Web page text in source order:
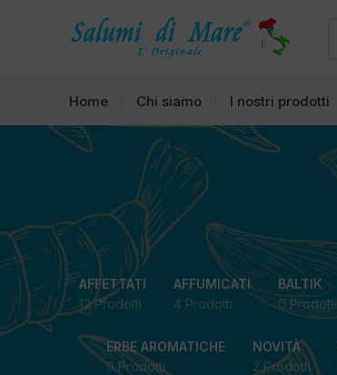
Home Chi siamo I nostri prodotti
AFFETTATI
12 Prodotti
AFFUMICATI
4 Prodotti
BALTIK
0 Prodotti
ERBE AROMATICHE
0 Prodotti
NOVITÀ
2 Prodotti